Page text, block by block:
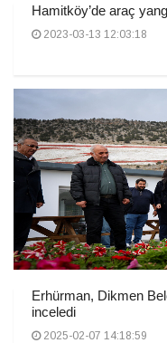
Hamitköy’de araç
2023-03-13 12:03:18
Erhürman, Dikmen
inceledi
2025-02-07 14:18:59